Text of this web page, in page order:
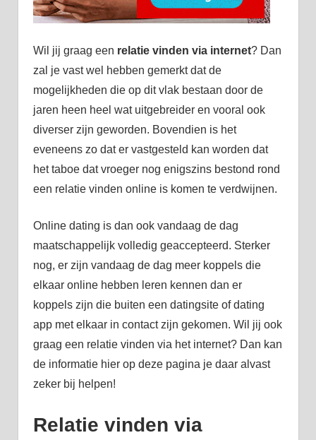
Wil jij graag een relatie vinden via internet? Dan
zal je vast wel hebben gemerkt dat de
mogelijkheden die op dit vlak bestaan door de
jaren heen heel wat uitgebreider en vooral ook
diverser zijn geworden. Bovendien is het
eveneens zo dat er vastgesteld kan worden dat
het taboe dat vroeger nog enigszins bestond rond
een relatie vinden online is komen te verdwijnen.
Online dating is dan ook vandaag de dag
maatschappelijk volledig geaccepteerd. Sterker
nog, er zijn vandaag de dag meer koppels die
elkaar online hebben leren kennen dan er
koppels zijn die buiten een datingsite of dating
app met elkaar in contact zijn gekomen. Wil jij ook
graag een relatie vinden via het internet? Dan kan
de informatie hier op deze pagina je daar alvast
zeker bij helpen!
Relatie vinden via